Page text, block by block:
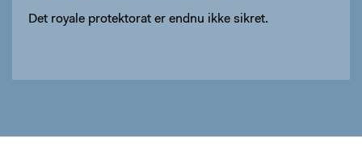
Det royale protektorat er endnu ikke sikret.